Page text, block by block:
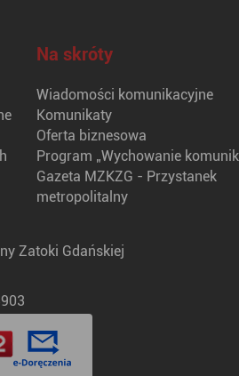
Na skróty
Wiadomości komunikacyjne
Komunikaty
Oferta biznesowa
Program „Wychowanie
Gazeta MZKZG - Przystanek
metropolitalny
Zatoki Gdańskiej